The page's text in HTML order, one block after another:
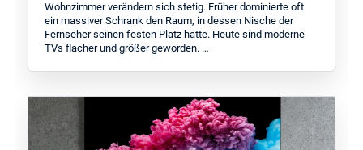
Wohnzimmer verändern sich stetig. Früher dominierte oft
ein massiver Schrank den Raum, in dessen Nische der
Fernseher seinen festen Platz hatte. Heute sind moderne
TVs flacher und größer geworden. …